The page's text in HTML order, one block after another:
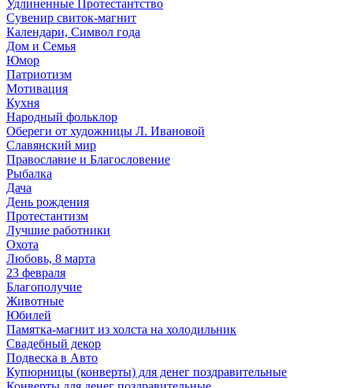
Удлиненные Протестантство
Сувенир свиток-магнит
Календари, Символ года
Дом и Семья
Юмор
Патриотизм
Мотивация
Кухня
Народный фольклор
Обереги от художницы Л. Ивановой
Славянский мир
Православие и Благословение
Рыбалка
Дача
День рождения
Протестантизм
Лучшие работники
Охота
Любовь, 8 марта
23 февраля
Благополучие
Животные
Юбилей
Памятка-магнит из холста на холодильник
Свадебный декор
Подвеска в Авто
Купюрницы (конверты) для денег поздравительные